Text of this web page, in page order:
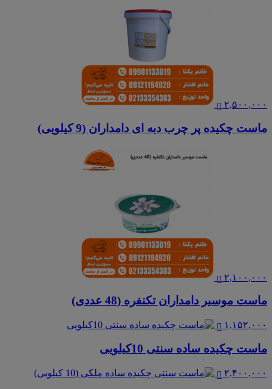
۲,۵۰۰,۰۰۰
ماست چکیده پر چرب دبه ای دامداران (9 کیلویی)
۲,۱۰۰,۰۰۰
ماست موسیر دامداران تکنفره (48 عددی)
۱,۱۵۲,۰۰۰
ماست چکیده ساده سنتی 10کیلویی
۲,۴۰۰,۰۰۰